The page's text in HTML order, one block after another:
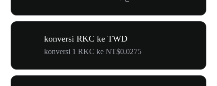
konversi RKC ke TWD
konversi 1 RKC ke NT$0.0275